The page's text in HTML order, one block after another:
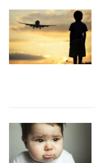
e
a
r
c